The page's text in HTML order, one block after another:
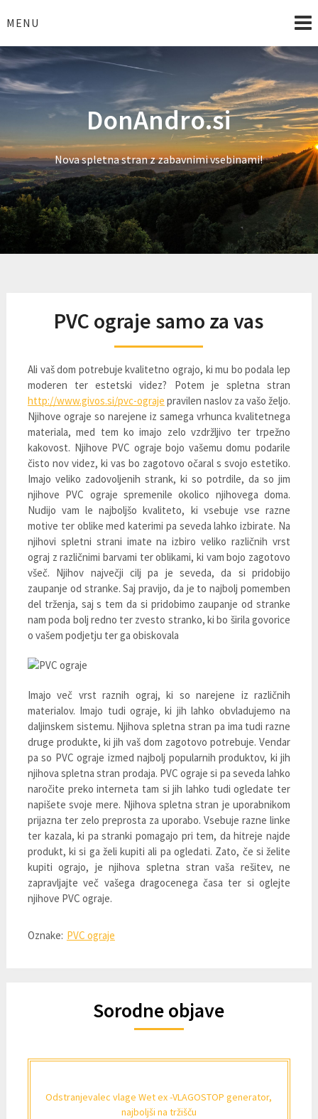
toMENU
DonAndro.si
Nova spletna stran z zabavnimi vsebinami!
PVC ograje samo za vas
Ali vaš dom potrebuje kvalitetno ograjo, ki mu bo podala lep
moderen ter estetski videz? Potem je spletna stran
http://www.givos.si/pvc-ograje pravilen naslov za vašo željo.
Njihove ograje so narejene iz samega vrhunca kvalitetnega
materiala, med tem ko imajo zelo vzdržljivo ter trpežno
kakovost. Njihove PVC ograje bojo vašemu domu podarile
čisto nov videz, ki vas bo zagotovo očaral s svojo estetiko.
Imajo veliko zadovoljenih strank, ki so potrdile, da so jim
njihove PVC ograje spremenile okolico njihovega doma.
Nudijo vam le najboljšo kvaliteto, ki vsebuje vse razne
motive ter oblike med katerimi pa seveda lahko izbirate. Na
njihovi spletni strani imate na izbiro veliko različnih vrst
ograj z različnimi barvami ter oblikami, ki vam bojo zagotovo
všeč. Njihov največji cilj pa je seveda, da si pridobijo
zaupanje od stranke. Saj pravijo, da je to najbolj pomemben
del trženja, saj s tem da si pridobimo zaupanje od stranke
nam poda bolj redno ter zvesto stranko, ki bo širila govorice
o vašem podjetju ter ga obiskovala
Imajo več vrst raznih ograj, ki so narejene iz različnih
materialov. Imajo tudi ograje, ki jih lahko obvladujemo na
daljinskem sistemu. Njihova spletna stran pa ima tudi razne
druge produkte, ki jih vaš dom zagotovo potrebuje. Vendar
pa so PVC ograje izmed najbolj popularnih produktov, ki jih
njihova spletna stran prodaja. PVC ograje si pa seveda lahko
naročite preko interneta tam si jih lahko tudi ogledate ter
napišete svoje mere. Njihova spletna stran je uporabnikom
prijazna ter zelo preprosta za uporabo. Vsebuje razne linke
ter kazala, ki pa stranki pomagajo pri tem, da hitreje najde
produkt, ki si ga želi kupiti ali pa ogledati. Zato, če si želite
kupiti ograjo, je njihova spletna stran vaša rešitev, ne
zapravljajte več vašega dragocenega časa ter si oglejte
njihove PVC ograje.
Oznake: PVC ograje
Sorodne objave
Odstranjevalec vlage Wet ex -VLAGOSTOP generator,
najboljši na tržišču